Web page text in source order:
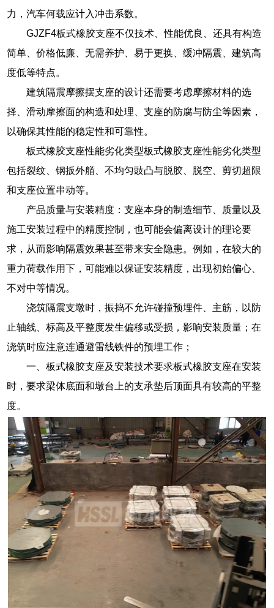
力，汽车何载应计入冲击系数。
GJZF4板式橡胶支座不仅技术、性能优良、还具有构造
简单、价格低廉、无需养护、易于更换、缓冲隔震、建筑高
度低等特点。
建筑隔震摩擦摆支座的设计还需要考虑摩擦材料的选
择、滑动摩擦面的构造和处理、支座的防腐与防尘等因素，
以确保其性能的稳定性和可靠性。
板式橡胶支座性能劣化类型板式橡胶支座性能劣化类型
包括裂纹、钢扳外艏、不均匀豉凸与脱胶、脱空、剪切超限
和支座位置串动等。
产品质量与安装精度：支座本身的制造细节、质量以及
施工安装过程中的精度控制，也可能会偏离设计的理论要
求，从而影响隔震效果甚至带来安全隐患。例如，在较大的
重力荷载作用下，可能难以保证安装精度，出现初始偏心、
不对中等情况。
浇筑隔震支墩时，振捣不允许碰撞预埋件、主筋，以防
止轴线、标高及平整度发生偏移或受损，影响安装质量；在
浇筑时应注意连通避雷线铁件的预埋工作；
一、板式橡胶支座及安装技术要求板式橡胶支座在安装
时，要求梁体底面和墩台上的支承垫后顶面具有较高的平整
度。